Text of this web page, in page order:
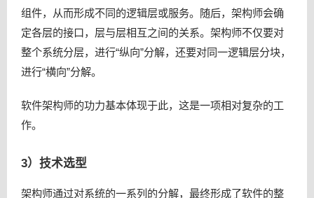
组件，从而形成不同的逻辑层或服务。随后，架构师会确
定各层的接口，层与层相互之间的关系。架构师不仅要对
整个系统分层，进行“纵向”分解，还要对同一逻辑层分块，
进行“横向”分解。
软件架构师的功力基本体现于此，这是一项相对复杂的工
作。
3）技术选型
架构师通过对系统的一系列的分解，最终形成了软件的整